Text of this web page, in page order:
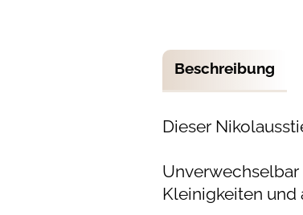
Beschreibung
Dieser
Kleinigkeiten und